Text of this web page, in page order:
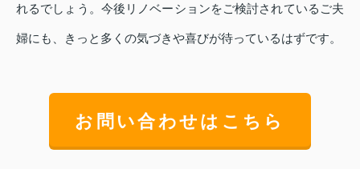
れるでしょう。今後リノベーションをご検討されているご夫
婦にも、きっと多くの気づきや喜びが待っているはずです。
お問い合わせはこちら